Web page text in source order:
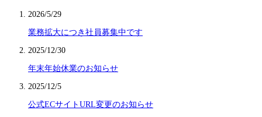
2026/5/29
業務拡大につき社員募集中です
2025/12/30
年末年始休業のお知らせ
2025/12/5
公式ECサイトURL変更のお知らせ